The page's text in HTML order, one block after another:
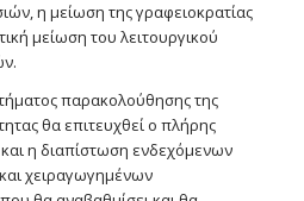
η μείωση της γραφειοκρατίας
μείωση του λειτουργικού
παρακολούθησης της
θα επιτευχθεί ο πλήρης
η διαπίστωση ενδεχόμενων
χειραγωγημένων